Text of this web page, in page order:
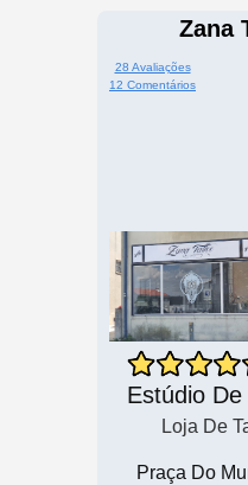
Zana
28 Avaliações
12 Comentários
Estúdio
Loja De
Praça Do